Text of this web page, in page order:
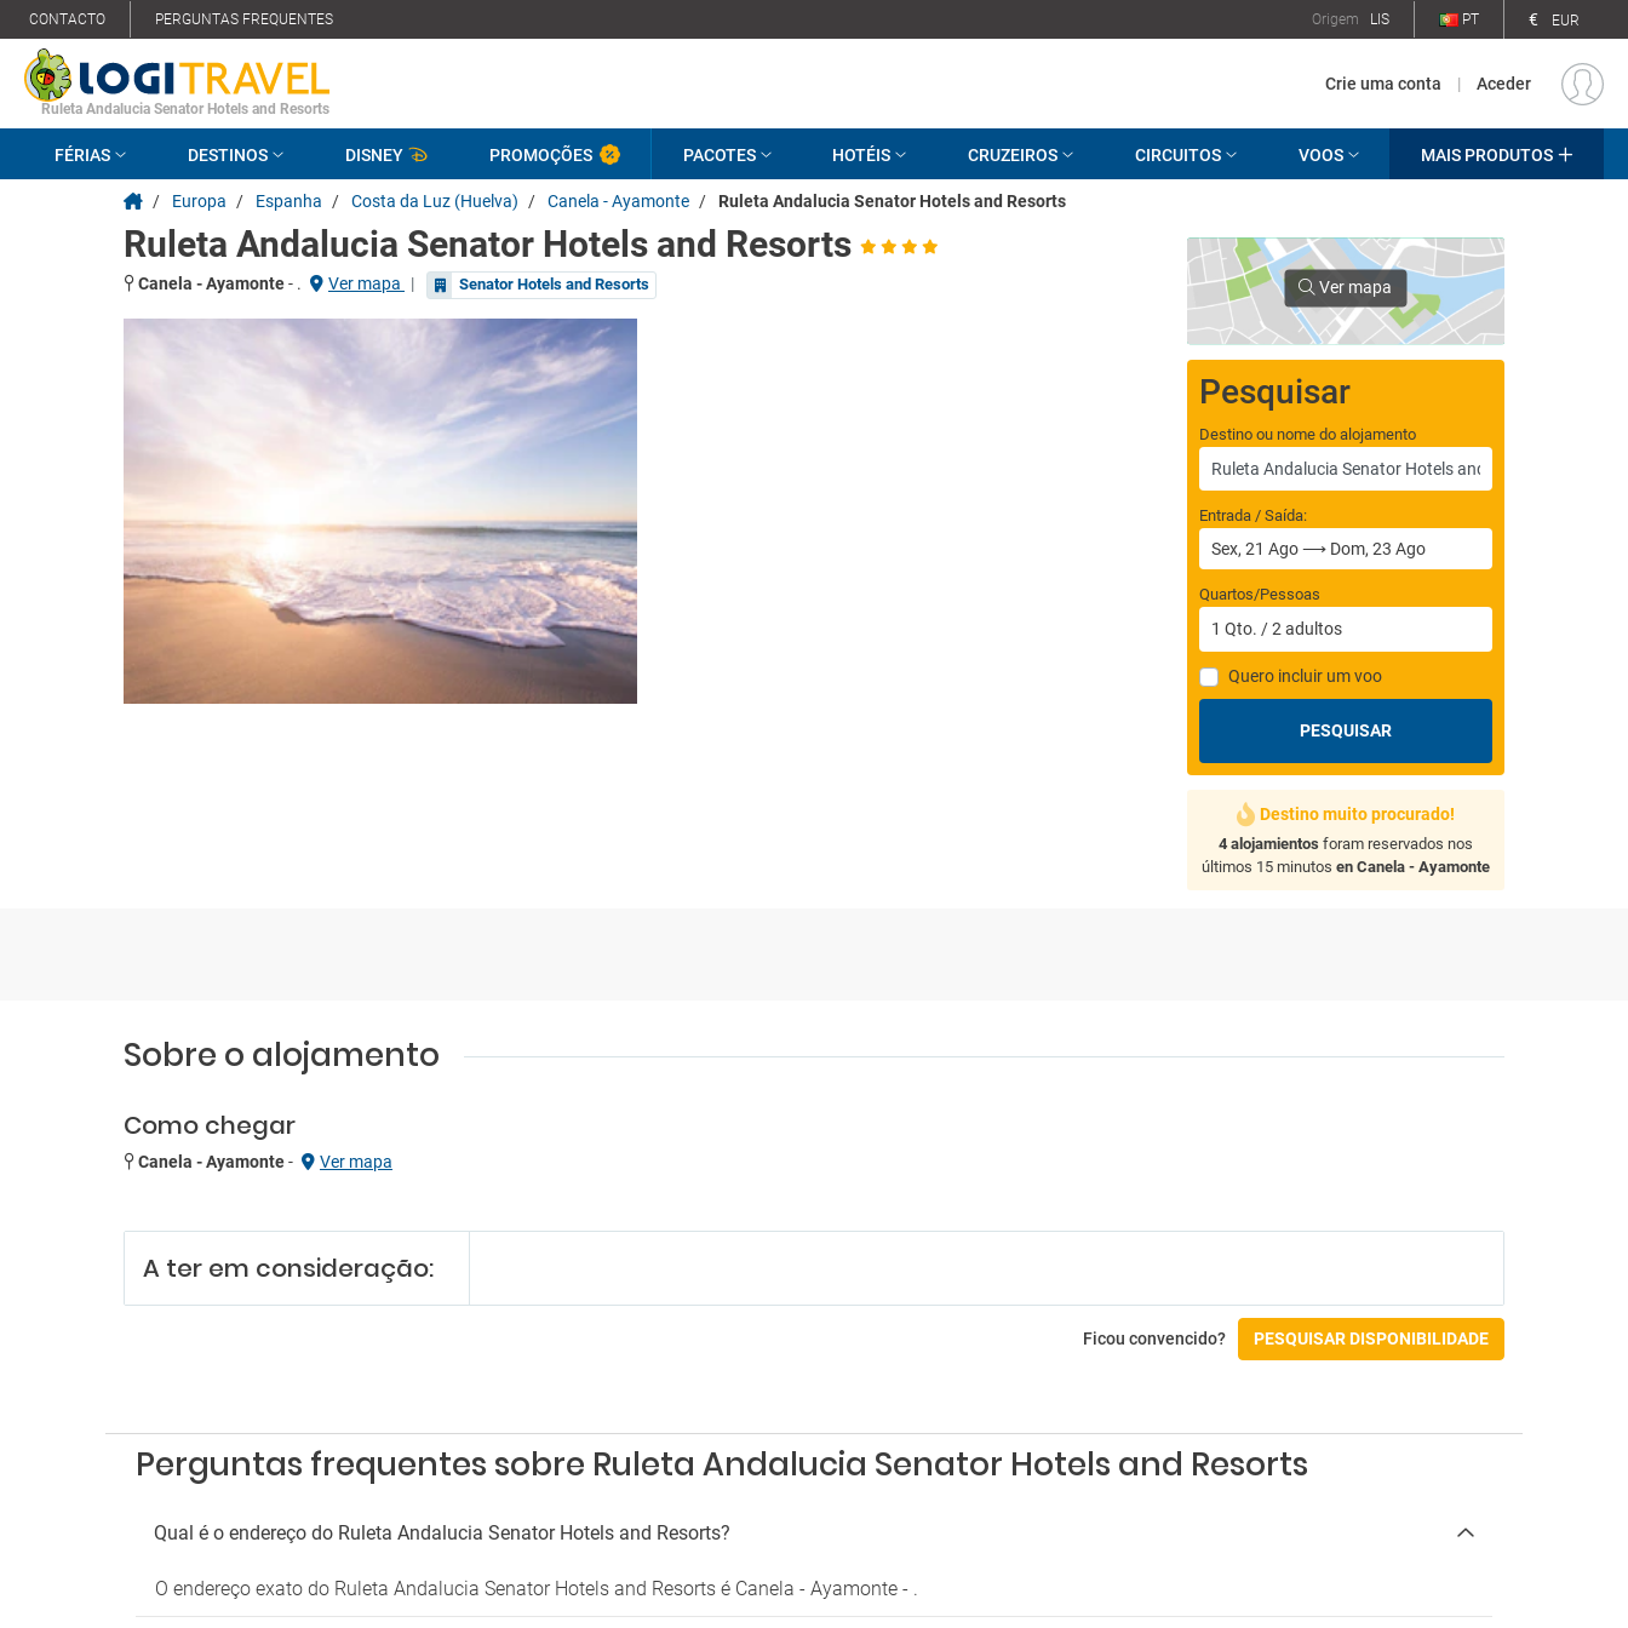
CONTACTO PERGUNTAS FREQUENTES Origem LIS PT € EUR
Ruleta Andalucia Senator Hotels and Resorts
Crie uma conta | Aceder
FÉRIAS DESTINOS DISNEY PROMOÇÕES PACOTES HOTÉIS CRUZEIROS CIRCUITOS VOOS MAIS PRODUTOS
/ Europa / Espanha / Costa da Luz (Huelva) / Canela - Ayamonte / Ruleta Andalucia Senator Hotels and Resorts
Ruleta Andalucia Senator Hotels and Resorts
Canela - Ayamonte- . Ver mapa | Senator Hotels and Resorts Ver mapa
Pesquisar
Destino ou nome do alojamento
Entrada / Saída:
Quartos/Pessoas
1 Qto. /2 adultos
Quero incluir um voo
PESQUISAR
Destino muito procurado!
4 alojamientos foram reservados nos
últimos 15 minutos en Canela - Ayamonte
Sobre o alojamento
Como chegar
Canela - Ayamonte- Ver mapa
A ter em consideração:
Ficou convencido? PESQUISAR DISPONIBILIDADE
Perguntas frequentes sobre Ruleta Andalucia Senator Hotels and Resorts
Qual é o endereço do Ruleta Andalucia Senator Hotels and Resorts?
O endereço exato do Ruleta Andalucia Senator Hotels and Resorts é Canela - Ayamonte - .